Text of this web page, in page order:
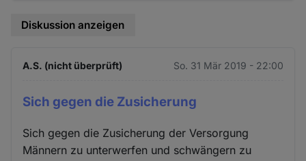
Diskussion anzeigen
A.S. (nicht überprüft) So. 31 Mär 2019 - 22:00
Sich gegen die Zusicherung
Sich gegen die Zusicherung der Versorgung
Männern zu unterwerfen und schwängern zu